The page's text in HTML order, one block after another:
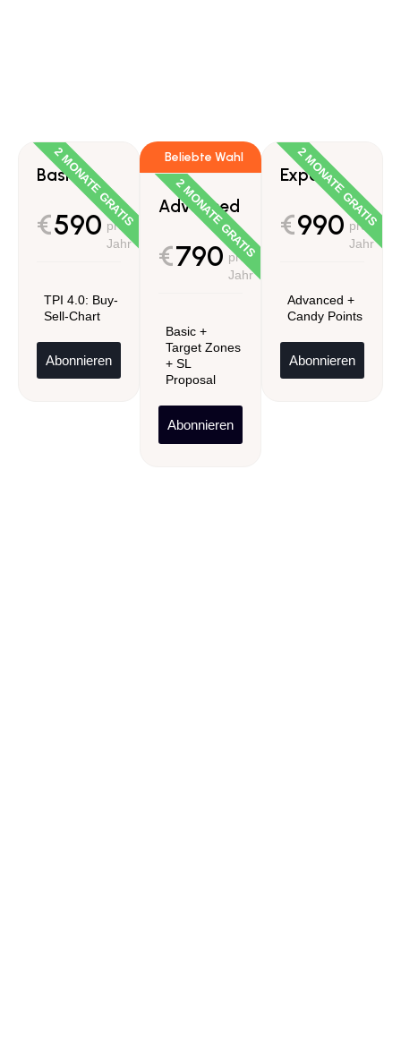
Basic
€590
/
pro
Jahr
TPI 4.0: Buy-
Sell-Chart
Abonnieren
2 MONATE GRATIS Beliebte Wahl
Advanced
€790
/
pro
Jahr
Basic +
Target Zones
+ SL
Proposal
Abonnieren
2 MONATE GRATIS
Expert
€990
/
pro
Jahr
Advanced +
Candy Points
Abonnieren
2 MONATE GRATIS